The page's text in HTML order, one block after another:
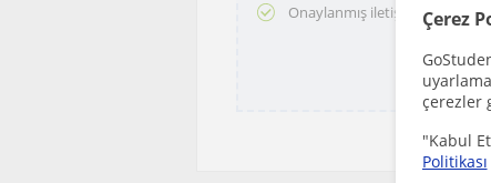
Çerez
çerezler
"Kabul
Politikası
Onaylanmış iletişim bilgileri